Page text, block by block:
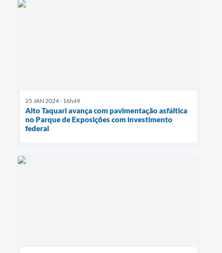
25 JAN 2024 - 16h49
Alto Taquari avança com pavimentação asfáltica
no Parque de Exposições com investimento
federal